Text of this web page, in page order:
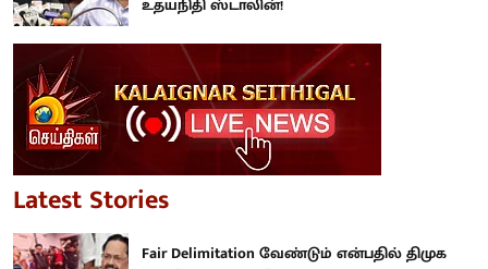
உதயநிதி ஸ்டாலின்!
Latest Stories
Fair Delimitation வேண்டும் என்பதில் திமுக